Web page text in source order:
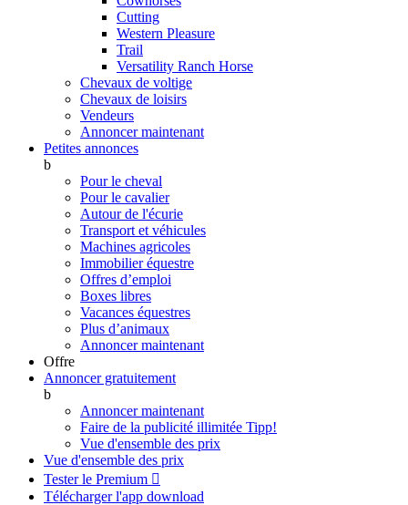
Cutting
Western Pleasure
Trail
Versatility Ranch Horse
Chevaux de voltige
Chevaux de loisirs
Vendeurs
Annoncer maintenant
Petites annonces
b
Pour le cheval
Pour le cavalier
Autour de l'écurie
Transport et véhicules
Machines agricoles
Immobilier équestre
Offres d’emploi
Boxes libres
Vacances équestres
Plus d’animaux
Annoncer maintenant
Offre
Annoncer gratuitement
b
Annoncer maintenant
Faire de la publicité illimitée Tipp!
Vue d'ensemble des prix
Vue d'ensemble des prix
Tester le Premium 
Télécharger l'app download